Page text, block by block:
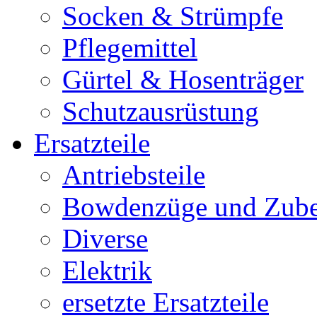
Socken & Strümpfe
Pflegemittel
Gürtel & Hosenträger
Schutzausrüstung
Ersatzteile
Antriebsteile
Bowdenzüge und
Diverse
Elektrik
ersetzte Ersatzteile